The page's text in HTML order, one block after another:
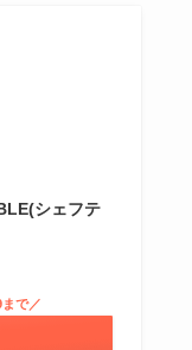
シェフテ
で／